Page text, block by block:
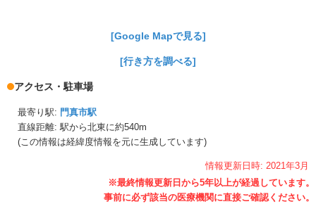
[Google Mapで見る]
[行き方を調べる]
アクセス・駐車場
最寄り駅: 門真市駅
直線距離: 駅から北東に約540m
(この情報は経緯度情報を元に生成しています)
情報更新日時: 2021年3月